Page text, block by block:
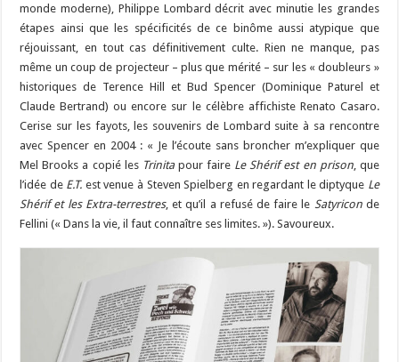
monde moderne), Philippe Lombard décrit avec minutie les grandes
étapes ainsi que les spécificités de ce binôme aussi atypique que
réjouissant, en tout cas définitivement culte. Rien ne manque, pas
même un coup de projecteur – plus que mérité – sur les « doubleurs »
historiques de Terence Hill et Bud Spencer (Dominique Paturel et
Claude Bertrand) ou encore sur le célèbre affichiste Renato Casaro.
Cerise sur les fayots, les souvenirs de Lombard suite à sa rencontre
avec Spencer en 2004 : « Je l’écoute sans broncher m’expliquer que
Mel Brooks a copié les Trinitapour faire Le Shérif est en prison, que
l’idée de E.T. est venue à Steven Spielberg en regardant le diptyque Le
Shérif et les Extra-terrestres, et qu’il a refusé de faire le Satyriconde
Fellini (« Dans la vie, il faut connaître ses limites. »). Savoureux.